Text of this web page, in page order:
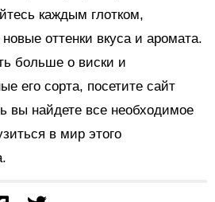
каждым глотком,
оттенки вкуса и аромата.
больше о виски и
его сорта, посетите сайт
вы найдете все необходимое
в мир этого